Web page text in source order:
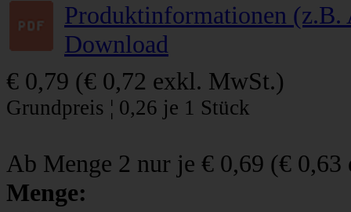
Produktinformationen
Download
€ 0,79 (€ 0,72 exkl. MwSt.)
Grundpreis ¦ 0,26 je 1 Stück
Ab Menge 2 nur je € 0,69 (€ 0,63
Menge: